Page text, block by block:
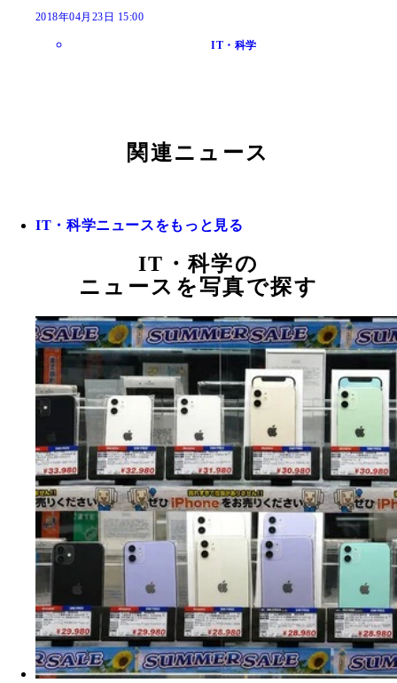
2018年04月23日 15:00
IT・科学
関連ニュース
IT・科学ニュースをもっと見る
IT・科学の
ニュースを写真で探す